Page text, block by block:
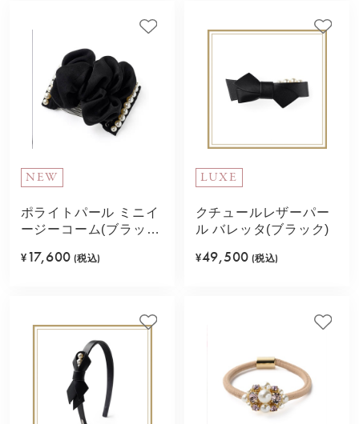
NEW
ポライトパール ミニイ
ージーコーム(ブラッ
¥ 17,600 (税込)
LUXE
クチュールレザーパー
ル バレッタ(ブラック)
¥49,500 (税込)